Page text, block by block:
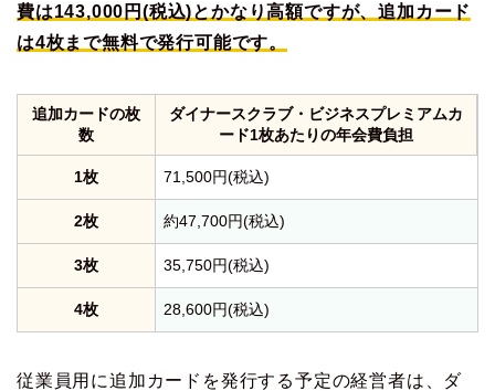
費は143,000円(税込)とかなり高額ですが、追加カード
は4枚まで無料で発行可能です。
追加カードの枚
数
ダイナースクラブ・ビジネスプレミアムカ
ード1枚あたりの年会費負担
1枚 71,500円(税込)
2枚 約47,700円(税込)
3枚 35,750円(税込)
4枚 28,600円(税込)
従業員用に追加カードを発行する予定の経営者は、ダ